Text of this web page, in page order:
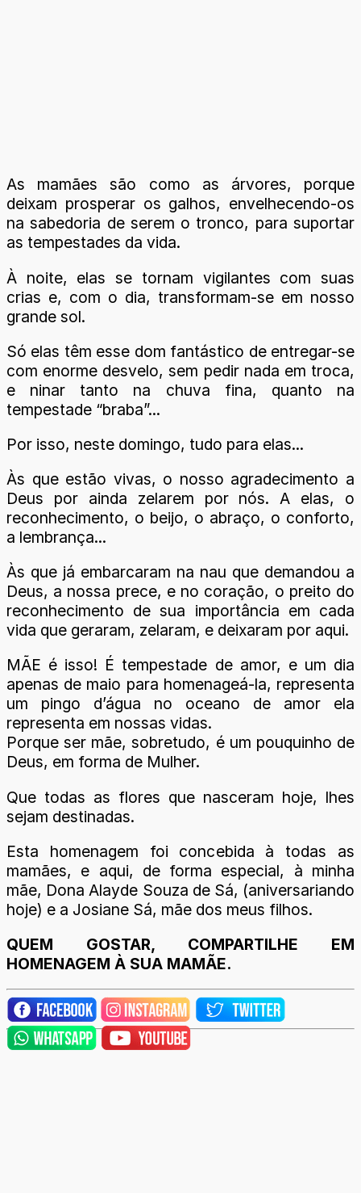
As mamães são como as árvores, porque
deixam prosperar os galhos, envelhecendo-os
na sabedoria de serem o tronco, para suportar
as tempestades da vida.
À noite, elas se tornam vigilantes com suas
crias e, com o dia, transformam-se em nosso
grande sol.
Só elas têm esse dom fantástico de entregar-se
com enorme desvelo, sem pedir nada em troca,
e ninar tanto na chuva fina, quanto na
tempestade “braba”...
Por isso, neste domingo, tudo para elas...
Às que estão vivas, o nosso agradecimento a
Deus por ainda zelarem por nós. A elas, o
reconhecimento, o beijo, o abraço, o conforto,
a lembrança...
Às que já embarcaram na nau que demandou a
Deus, a nossa prece, e no coração, o preito do
reconhecimento de sua importância em cada
vida que geraram, zelaram, e deixaram por aqui.
MÃE é isso! É tempestade de amor, e um dia
apenas de maio para homenageá-la, representa
um pingo d’água no oceano de amor ela
representa em nossas vidas.
Porque ser mãe, sobretudo, é um pouquinho de
Deus, em forma de Mulher.
Que todas as flores que nasceram hoje, lhes
sejam destinadas.
Esta homenagem foi concebida à todas as
mamães, e aqui, de forma especial, à minha
mãe, Dona Alayde Souza de Sá, (aniversariando
hoje) e a Josiane Sá, mãe dos meus filhos.
QUEM GOSTAR, COMPARTILHE EM
HOMENAGEM À SUA MAMÃE.